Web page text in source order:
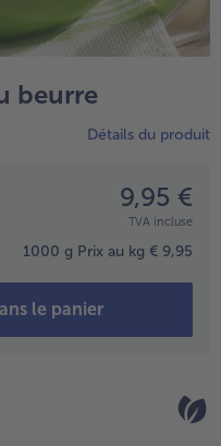
beurre
Détails du produit
9,95 €
TVA incluse
1000 g Prix au kg € 9,95
le panier